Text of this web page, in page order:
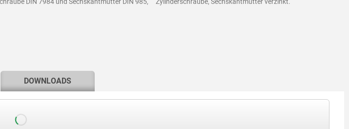
DIN 7984 und Sechskantmutter DIN 985,
Zylinderschraube, Sechskantmutter verzinkt.
DOWNLOADS